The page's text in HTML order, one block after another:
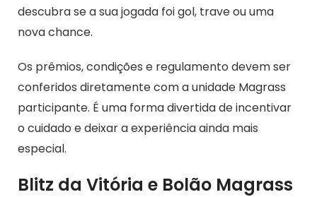
descubra se a sua jogada foi gol, trave ou uma
nova chance.
Os prêmios, condições e regulamento devem ser
conferidos diretamente com a unidade Magrass
participante. É uma forma divertida de incentivar
o cuidado e deixar a experiência ainda mais
especial.
Blitz da Vitória e Bolão Magrass